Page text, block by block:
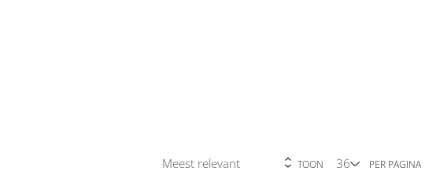
TOON PER PAGINA